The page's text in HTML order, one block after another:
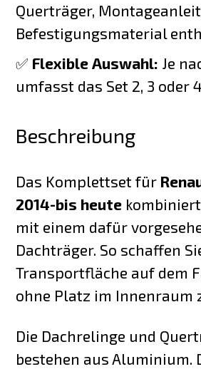
Querträger,
Befestigungsmaterial
✅ Flexible Auswahl: Je
umfasst das Set 2, 3 oder
Beschreibung
Das Komplettset für
2014-bis heute
mit einem dafür
Dachträger. So schaffen
Transportfläche auf dem
ohne Platz im Innenraum
Die Dachrelinge und
bestehen aus Aluminium.